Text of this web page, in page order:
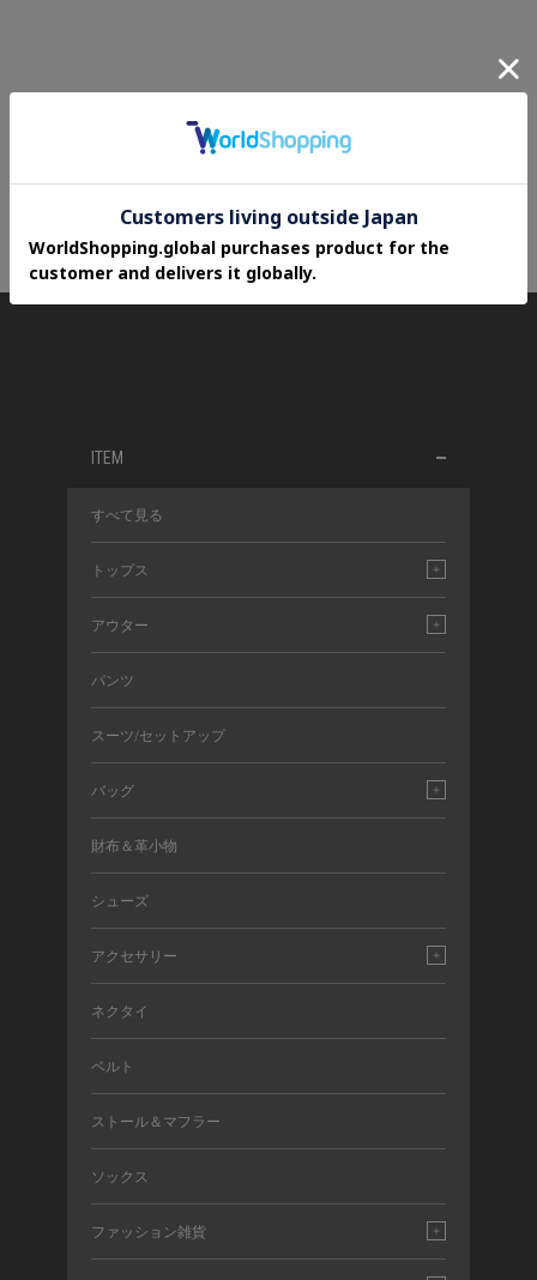
ITEM
すべて見る
トップス
アウター
パンツ
スーツ/セットアップ
バッグ
財布＆革小物
シューズ
アクセサリー
ネクタイ
ベルト
ストール＆マフラー
ソックス
ファッション雑貨